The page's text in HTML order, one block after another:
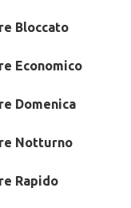
Bloccato
Economico
Domenica
Notturno
Rapido